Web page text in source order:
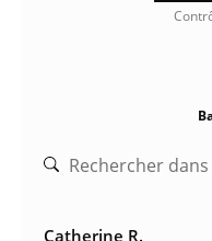
Catherine R.